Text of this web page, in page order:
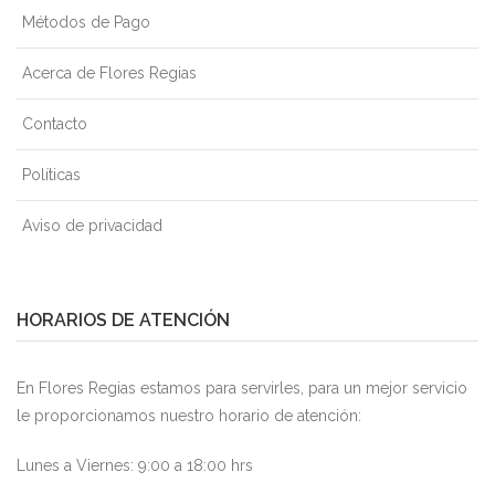
Métodos de Pago
Acerca de Flores Regias
Contacto
Políticas
Aviso de privacidad
HORARIOS DE ATENCIÓN
En Flores Regias estamos para servirles, para un mejor servicio
le proporcionamos nuestro horario de atención:
Lunes a Viernes: 9:00 a 18:00 hrs